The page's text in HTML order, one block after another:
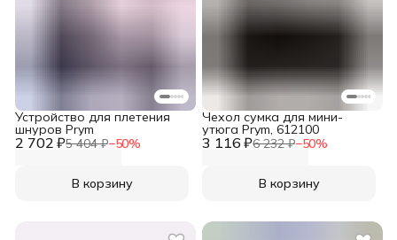
2 702 ₽5 404 ₽−50%
Устройство для плетения
шнуров Prym
В корзину
3 116 ₽6 232 ₽−50%
Чехол сумка для мини-
утюга Prym, 612100
В корзину